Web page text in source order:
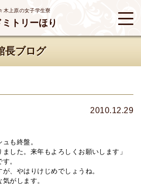
木上原の女子学生寮
ミトリーほり
長ブログ
2010.12.29
も終盤。
した。来年もよろしくお願いします」
。
、やはりけじめでしょうね。
がします。